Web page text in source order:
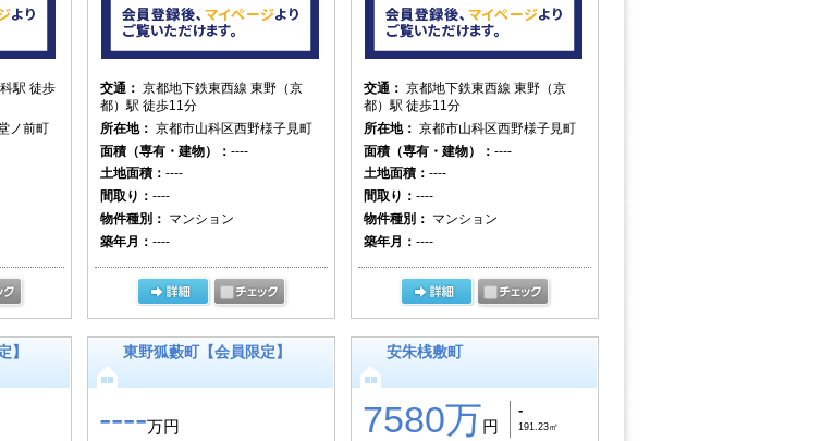
駅 徒歩
ノ前町
交通： 京都地下鉄東西線 東野（京
都）駅 徒歩11分
所在地： 京都市山科区西野様子見町
面積（専有・建物）： ----
土地面積： ----
間取り： ----
物件種別： マンション
築年月： ----
交通： 京都地下鉄東西線 東野（京
都）駅 徒歩11分
所在地： 京都市山科区西野様子見町
面積（専有・建物）： ----
土地面積： ----
間取り： ----
物件種別： マンション
築年月： ----
】 東野狐藪町【会員限定】
----万円
安朱桟敷町
7580万円
-
191.23㎡